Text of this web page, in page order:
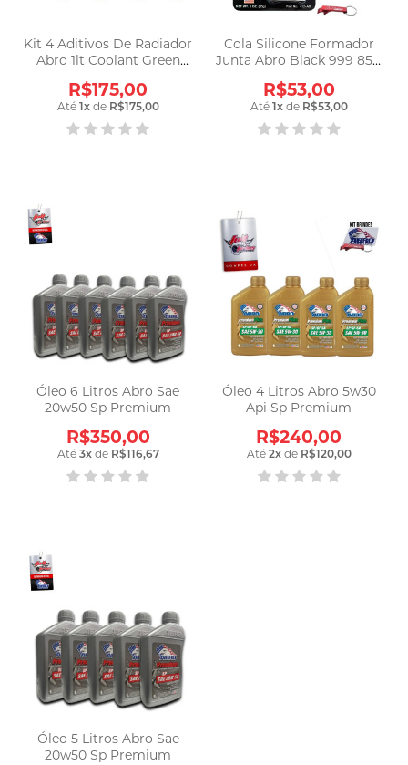
Kit 4 Aditivos De Radiador
Abro 1lt Coolant Green
R$175,00
Até 1xde R$175,00
Cola Silicone Formador
Junta Abro Black 999 85g
R$53,00
Até 1xde R$53,00
Óleo 6 Litros Abro Sae
20w50 Sp Premium
R$350,00
Até 3xde R$116,67
Óleo 4 Litros Abro 5w30
Api Sp Premium
R$240,00
Até 2xde R$120,00
Óleo 5 Litros Abro Sae
20w50 Sp Premium